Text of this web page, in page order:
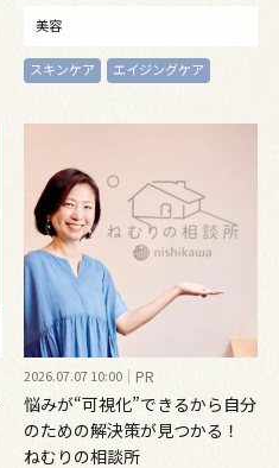
美容
スキンケア エイジングケア
2026.07.07 10:00 PR
悩みが“可視化”できるから自分
のための解決策が見つかる！
ねむりの相談所